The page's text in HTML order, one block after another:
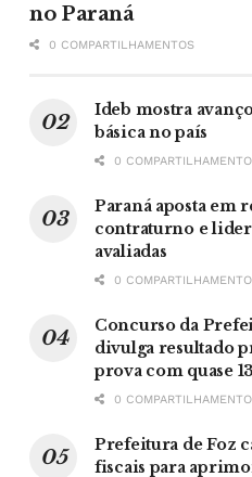
no Paraná
0 COMPARTILHAMENTOS
Ideb mostra
básica no país
0
Paraná aposta em
contraturno e
avaliadas
0
Concurso da
divulga resultado
prova com quase
0
Prefeitura de Foz
fiscais para